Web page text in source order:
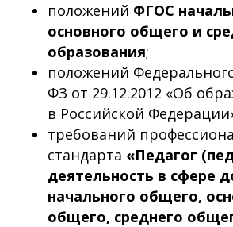
положений ФГОС
основного общего и
образования;
положений
ФЗ от 29.12.2012 «Об
в Российской
требований
стандарта «Педагог
деятельность в сфере
начального общего,
общего, среднего